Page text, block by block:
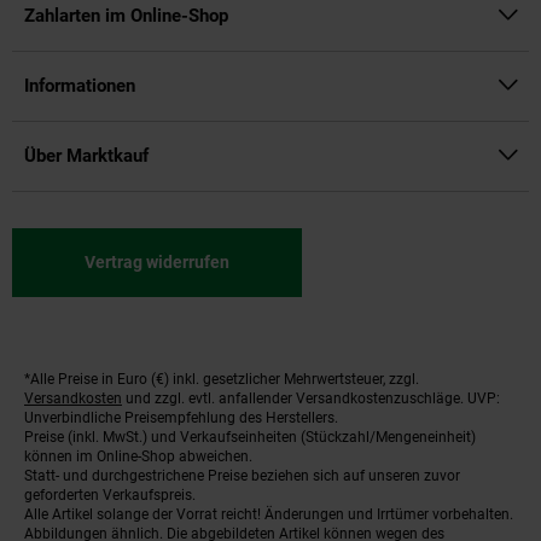
Zahlarten im Online-Shop
Informationen
Über Marktkauf
Vertrag widerrufen
Fußnoten
*Alle Preise in Euro (€) inkl. gesetzlicher Mehrwertsteuer, zzgl.
Versandkosten und zzgl. evtl. anfallender Versandkostenzuschläge. UVP:
Unverbindliche Preisempfehlung des Herstellers.
Preise (inkl. MwSt.) und Verkaufseinheiten (Stückzahl/Mengeneinheit)
können im Online-Shop abweichen.
Statt- und durchgestrichene Preise beziehen sich auf unseren zuvor
geforderten Verkaufspreis.
Alle Artikel solange der Vorrat reicht! Änderungen und Irrtümer vorbehalten.
Abbildungen ähnlich. Die abgebildeten Artikel können wegen des